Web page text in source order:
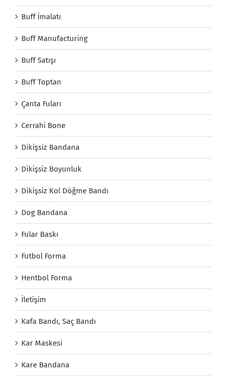
Buff İmalatı
Buff Manufacturing
Buff Satışı
Buff Toptan
Çanta Fuları
Cerrahi Bone
Dikişsiz Bandana
Dikişsiz Boyunluk
Dikişsiz Kol Döğme Bandı
Dog Bandana
Fular Baskı
Futbol Forma
Hentbol Forma
İletişim
Kafa Bandı, Saç Bandı
Kar Maskesi
Kare Bandana